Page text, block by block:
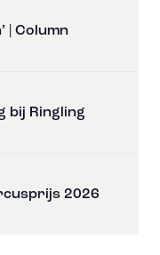
| Column
bij Ringling
2026